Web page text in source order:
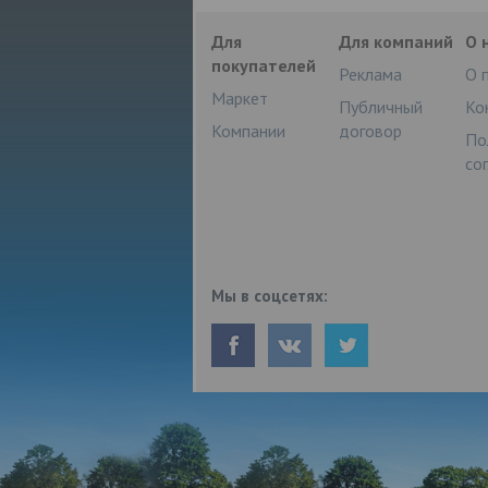
Для
покупателей
Маркет
Компании
Для компаний
Реклама
Публичный
договор
О
О
Мы в соцсетях: